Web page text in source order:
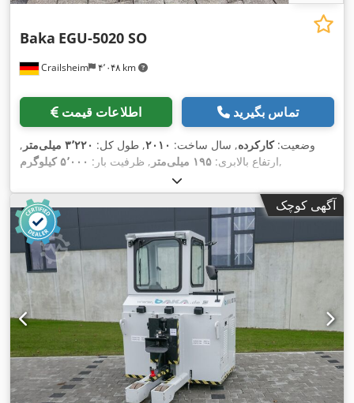
Crailsheim ۴٬۰۴۸ km
Baka EGU-5020 SO
اطلاعات قیمت تماس بگیرید
وضعیت:کارکرده, سال ساخت: ۲۰۱۰, طول کل: ۳٬۲۲۰ میلی‌متر
,
ارتفاع بالابری: ۱۹۵ میلی‌متر , ظرفیت بار: ۵٬۰۰۰ کیلوگرم ,
آگهی کوچک